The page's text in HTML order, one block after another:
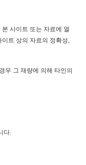
사이트 또는 자료에 열
트 상의 자료의 정확성,
우 그 재량에 의해 타인의
다.